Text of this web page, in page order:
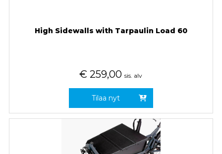
High Sidewalls with Tarpaulin Load 60
€ 259,00 sis. alv
Tilaa nyt